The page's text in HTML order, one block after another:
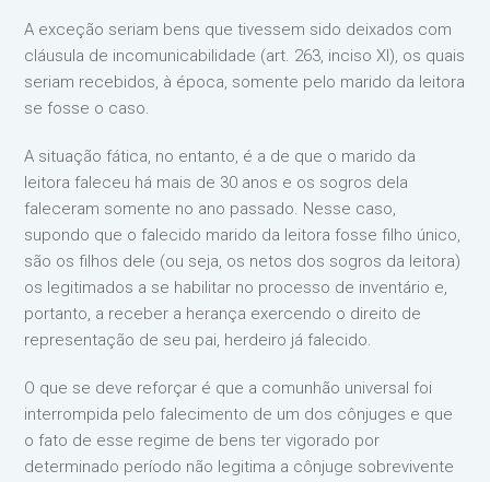
A exceção seriam bens que tivessem sido deixados com
cláusula de incomunicabilidade (art. 263, inciso XI), os quais
seriam recebidos, à época, somente pelo marido da leitora
se fosse o caso.
A situação fática, no entanto, é a de que o marido da
leitora faleceu há mais de 30 anos e os sogros dela
faleceram somente no ano passado. Nesse caso,
supondo que o falecido marido da leitora fosse filho único,
são os filhos dele (ou seja, os netos dos sogros da leitora)
os legitimados a se habilitar no processo de inventário e,
portanto, a receber a herança exercendo o direito de
representação de seu pai, herdeiro já falecido.
O que se deve reforçar é que a comunhão universal foi
interrompida pelo falecimento de um dos cônjuges e que
o fato de esse regime de bens ter vigorado por
determinado período não legitima a cônjuge sobrevivente